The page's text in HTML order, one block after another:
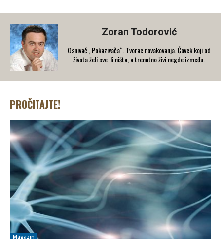
Zoran Todorović
Osnivač „Pokazivača“. Tvorac novakovanja. Čovek koji od
života želi sve ili ništa, a trenutno živi negde između.
PROČITAJTE!
Magazin